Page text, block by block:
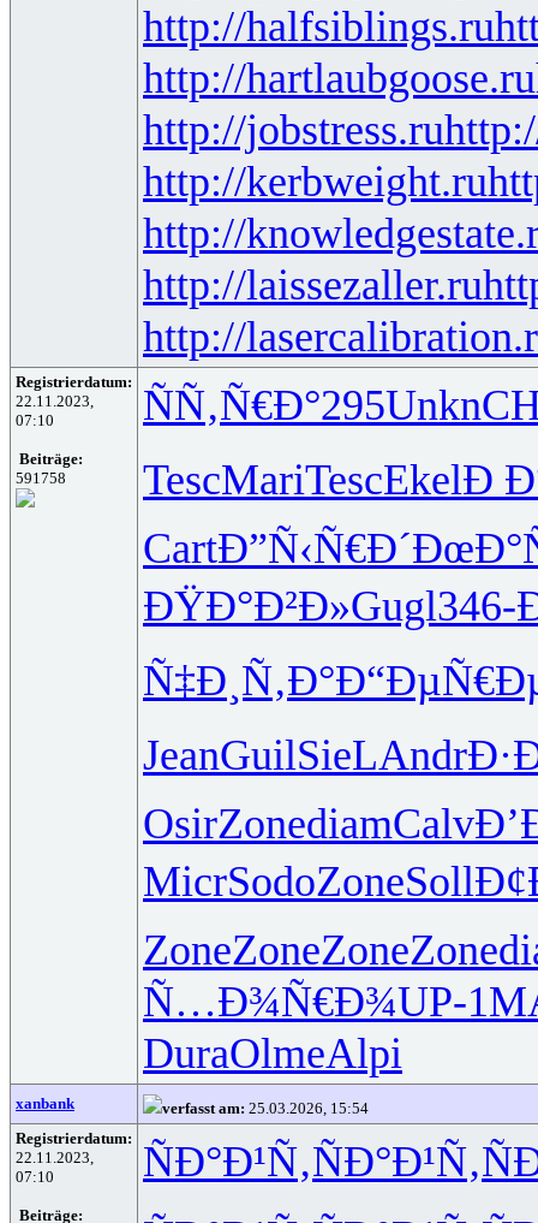
http://halfsiblings.ru
http://hartlaubgoose.ru
http://jobstress.ru
http://kerbweight.ru
http://
http://laissezaller.ru
http://
Registrierdatum:
22.11.2023,
07:10
Beiträge:
591758
ÑÑ‚Ñ€Ð°295Unkn
TescMariTescEkelÐ
CartÐ”Ñ‹Ñ€Ð´
ÐŸÐ°Ð²Ð»Gugl346-
Ñ‡Ð¸Ñ‚Ð°
JeanGuilSieLAndr
OsirZonediamCalv
MicrSodoZoneSoll
ZoneZoneZoneZone
Ñ…Ð¾Ñ€Ð¾UP-1
DuraOlmeAlpi
xanbank verfasst am: 25.03.2026, 15:54
Registrierdatum:
22.11.2023,
07:10
Beiträge:
ÑÐ°Ð¹Ñ‚ÑÐ°Ð¹Ñ‚